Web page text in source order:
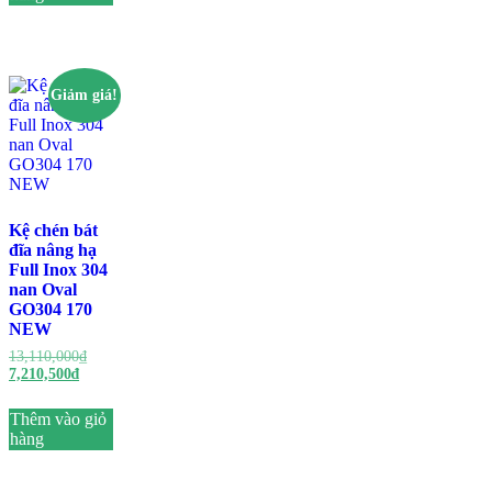
Giảm giá!
Kệ chén bát
đĩa nâng hạ
Full Inox 304
nan Oval
GO304 170
NEW
13,110,000₫Giá
13,110,000₫.
7,210,500₫Giá
tại
là:
Thêm vào giỏ
hàng